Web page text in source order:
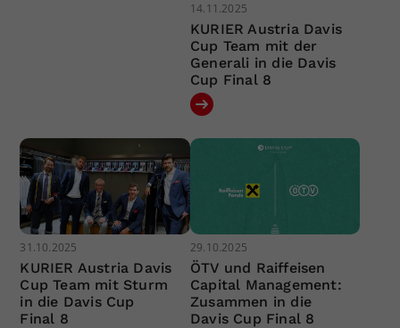
14.11.2025
KURIER Austria Davis
Cup Team mit der
Generali in die Davis
Cup Final 8
31.10.2025
KURIER Austria Davis
Cup Team mit Sturm
in die Davis Cup
Final 8
29.10.2025
ÖTV und Raiffeisen
Capital Management:
Zusammen in die
Davis Cup Final 8